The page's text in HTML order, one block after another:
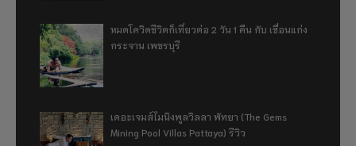
หมดโควิดชีวิตก็เที่ยวต่อ 2 วัน 1 คืน กับ เขื่อนแก่ง
กระจาน เพชรบุรี
เดอะเจมส์ไมนิงพูลวิลลา พัทยา (The Gems
Mining Pool Villas Pattaya) รีวิว